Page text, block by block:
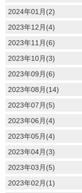
2024年01月(2)
2023年12月(4)
2023年11月(6)
2023年10月(3)
2023年09月(6)
2023年08月(14)
2023年07月(5)
2023年06月(4)
2023年05月(4)
2023年04月(3)
2023年03月(5)
2023年02月(1)